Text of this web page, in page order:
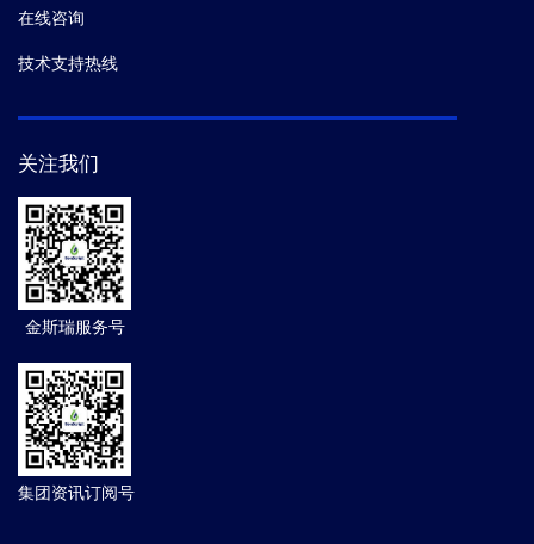
在线咨询
技术支持热线
关注我们
金斯瑞服务号
集团资讯订阅号